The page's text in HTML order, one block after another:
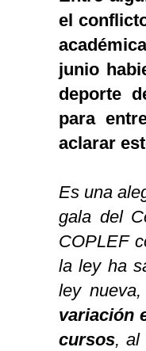
el
junio
deporte
para
aclarar
Es una
gala del
COPLEF
la ley ha
ley
variación
cursos, al